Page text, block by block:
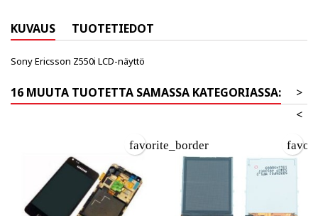
KUVAUS TUOTETIEDOT
Sony Ericsson Z550i LCD-näyttö
16 MUUTA TUOTETTA SAMASSA KATEGORIASSA:
>
<
favorite_border